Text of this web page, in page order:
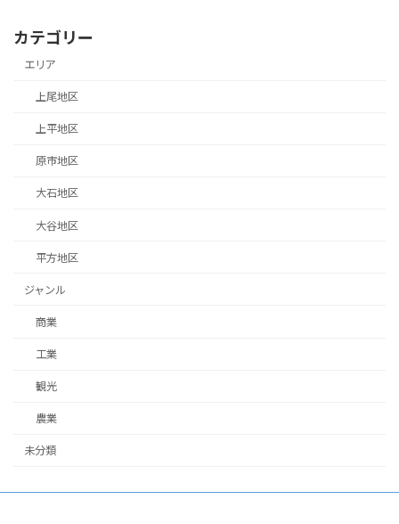
カテゴリー
エリア
上尾地区
上平地区
原市地区
大石地区
大谷地区
平方地区
ジャンル
商業
工業
観光
農業
未分類